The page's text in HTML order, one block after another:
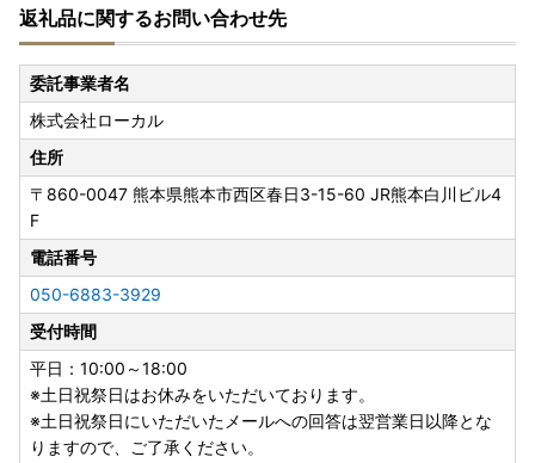
■お盆期間の休業日について
8/11(火)および8/14(金)～8/16(日)のお盆期間につきまして
は、お電話およびメールでの納税・返礼品に関するお問い合
わせ対応はお休みとさせていただきます。
お盆期間にいただきましたお問い合わせにつきましては、8/
17(月)以降にて順次ご対応させていただきます。
返礼品に関するお問い合わせ先
委託事業者名
株式会社ローカル
住所
〒860-0047 熊本県熊本市西区春日3-15-60 JR熊本白川ビル4
F
電話番号
050-6883-3929
受付時間
平日：10:00～18:00
※土日祝祭日はお休みをいただいております。
※土日祝祭日にいただいたメールへの回答は翌営業日以降とな
りますので、ご了承ください。